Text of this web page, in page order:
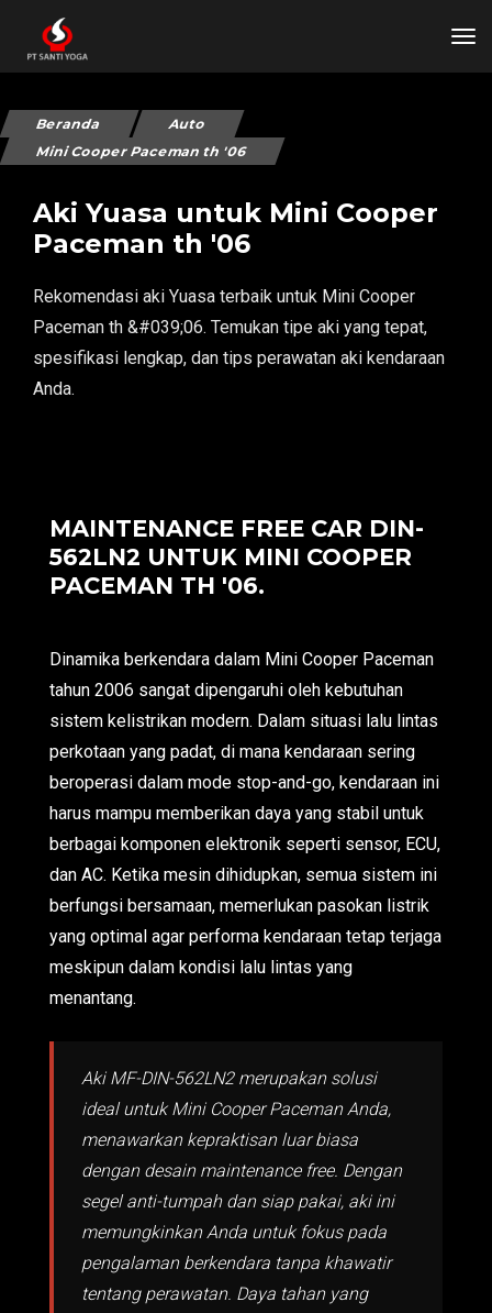
Beranda
Auto
Mini Cooper Paceman th '06
Aki Yuasa untuk Mini Cooper
Paceman th '06
Rekomendasi aki Yuasa terbaik untuk Mini Cooper
Paceman th &#039;06. Temukan tipe aki yang tepat,
spesifikasi lengkap, dan tips perawatan aki kendaraan
Anda.
MAINTENANCE FREE CAR DIN-
562LN2 UNTUK MINI COOPER
PACEMAN TH '06.
Dinamika berkendara dalam Mini Cooper Paceman
tahun 2006 sangat dipengaruhi oleh kebutuhan
sistem kelistrikan modern. Dalam situasi lalu lintas
perkotaan yang padat, di mana kendaraan sering
beroperasi dalam mode stop-and-go, kendaraan ini
harus mampu memberikan daya yang stabil untuk
berbagai komponen elektronik seperti sensor, ECU,
dan AC. Ketika mesin dihidupkan, semua sistem ini
berfungsi bersamaan, memerlukan pasokan listrik
yang optimal agar performa kendaraan tetap terjaga
meskipun dalam kondisi lalu lintas yang
menantang.
Aki MF-DIN-562LN2 merupakan solusi
ideal untuk Mini Cooper Paceman Anda,
menawarkan kepraktisan luar biasa
dengan desain maintenance free. Dengan
segel anti-tumpah dan siap pakai, aki ini
memungkinkan Anda untuk fokus pada
pengalaman berkendara tanpa khawatir
tentang perawatan. Daya tahan yang